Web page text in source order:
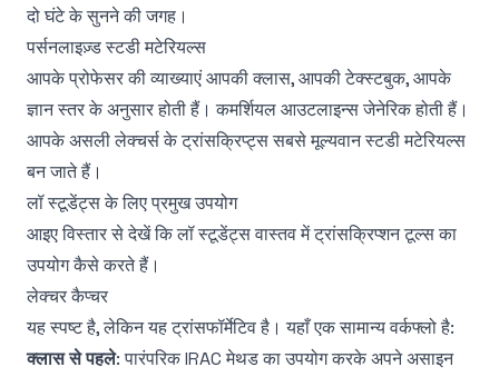
दो घंटे के सुनने की जगह।
पर्सनलाइज़्ड स्टडी मटेरियल्स
आपके प्रोफेसर की व्याख्याएं आपकी क्लास, आपकी टेक्स्टबुक, आपके
ज्ञान स्तर के अनुसार होती हैं। कमर्शियल आउटलाइन्स जेनेरिक होती हैं।
आपके असली लेक्चर्स के ट्रांसक्रिप्ट्स सबसे मूल्यवान स्टडी मटेरियल्स
बन जाते हैं।
लॉ स्टूडेंट्स के लिए प्रमुख उपयोग
आइए विस्तार से देखें कि लॉ स्टूडेंट्स वास्तव में ट्रांसक्रिप्शन टूल्स का
उपयोग कैसे करते हैं।
लेक्चर कैप्चर
यह स्पष्ट है, लेकिन यह ट्रांसफॉर्मेटिव है। यहाँ एक सामान्य वर्कफ्लो है:
क्लास से पहले: पारंपरिक IRAC मेथड का उपयोग करके अपने असाइन